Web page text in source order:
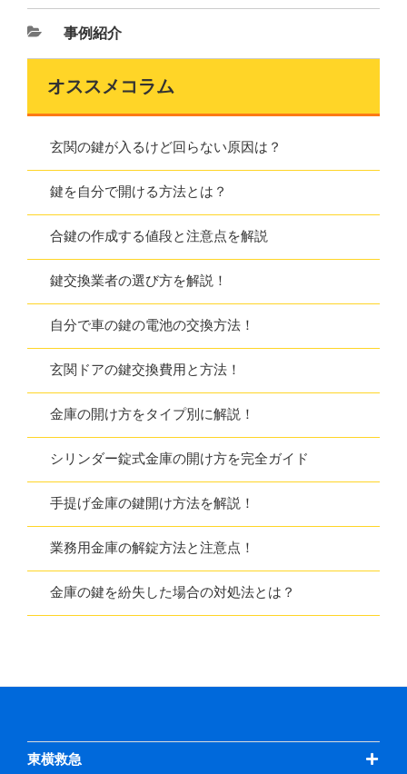
事例紹介
オススメコラム
玄関の鍵が入るけど回らない原因は？
鍵を自分で開ける方法とは？
合鍵の作成する値段と注意点を解説
鍵交換業者の選び方を解説！
自分で車の鍵の電池の交換方法！
玄関ドアの鍵交換費用と方法！
金庫の開け方をタイプ別に解説！
シリンダー錠式金庫の開け方を完全ガイド
手提げ金庫の鍵開け方法を解説！
業務用金庫の解錠方法と注意点！
金庫の鍵を紛失した場合の対処法とは？
東横救急